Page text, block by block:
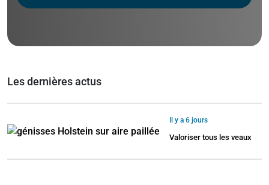
Les dernières actus
Il y a 6 jours
Valoriser tous les veaux